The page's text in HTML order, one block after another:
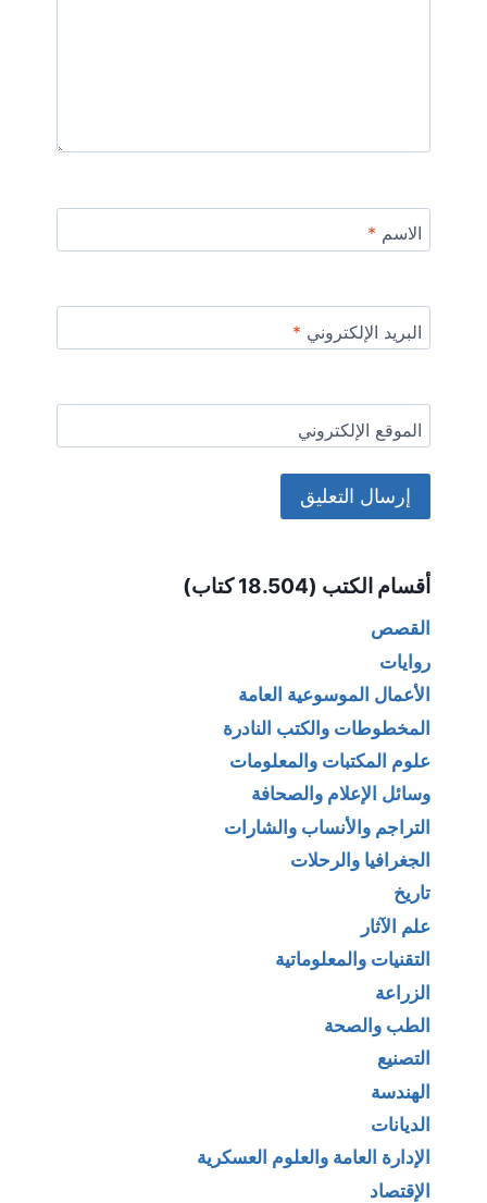
الاسم *
البريد الإلكتروني *
الموقع الإلكتروني
أقسام الكتب (18.504 كتاب)
القصص
روايات
الأعمال الموسوعية العامة
المخطوطات والكتب النادرة
علوم المكتبات والمعلومات
وسائل الإعلام والصحافة
التراجم والأنساب والشارات
الجغرافيا والرحلات
تاريخ
علم الآثار
التقنيات والمعلوماتية
الزراعة
الطب والصحة
التصنيع
الهندسة
الديانات
الإدارة العامة والعلوم العسكرية
الإقتصاد